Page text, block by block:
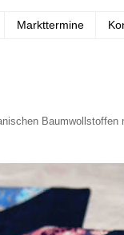
Markttermine
Baumwollstoffen